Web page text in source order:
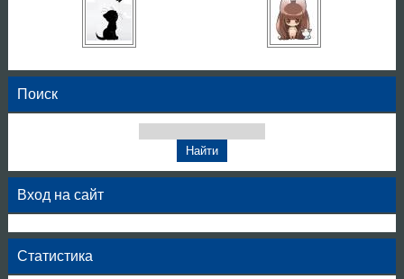
Поиск
Вход на сайт
Статистика